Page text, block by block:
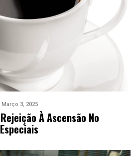
Março 3, 2025
À Ascensão No